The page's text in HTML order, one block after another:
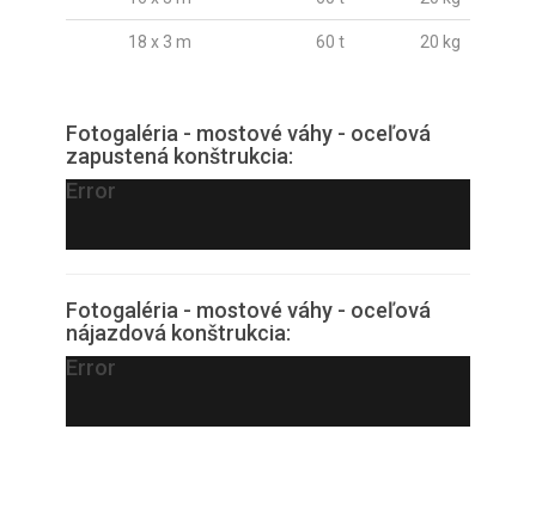
18 x 3 m 60 t 20 kg
Fotogaléria - mostové váhy - oceľová
zapustená konštrukcia:
Error
Fotogaléria - mostové váhy - oceľová
nájazdová konštrukcia:
Error